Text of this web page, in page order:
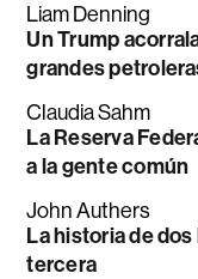
Liam Denning
Un Trump
grandes
Claudia Sahm
La Reserva
a la gente común
John Authers
La historia de
tercera